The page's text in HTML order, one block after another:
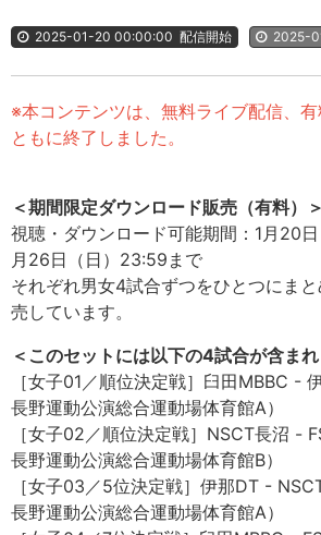
2025-01-20 00:00:00 配信開始 2025-
※本コンテンツは、無料ライブ配信、
ともに終了しました。
＜期間限定ダウンロード販売（有料）＞
視聴・ダウンロード可能期間：1月20
月26日（日）23:59まで
それぞれ男女4試合ずつをひとつにま
売しています。
＜このセットには以下の4試合が含まれ
［女子01／順位決定戦］臼田MBBC -
長野運動公演総合運動場体育館A）
［女子02／順位決定戦］NSCT長沼 -
長野運動公演総合運動場体育館B）
［女子03／5位決定戦］伊那DT -
長野運動公演総合運動場体育館A）